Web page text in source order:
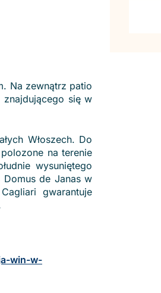
Na zewnątrz patio
się w
Włoszech. Do
na terenie
wysuniętego
de Janas w
gwarantuje
win-w-